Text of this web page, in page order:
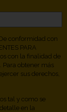
De conformidad con
PARA
con la finalidad de
Para obtener más
sus derechos,
tal y como se
en la